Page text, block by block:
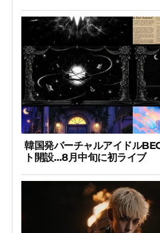
韓国発バーチャルアイドル
ト開設…8月中旬に初ライブ